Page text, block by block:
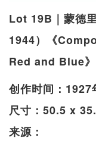
Lot 19B｜蒙德
1944）《
Red and Blue
创作时间：1927
尺寸：50.5 x
来源：